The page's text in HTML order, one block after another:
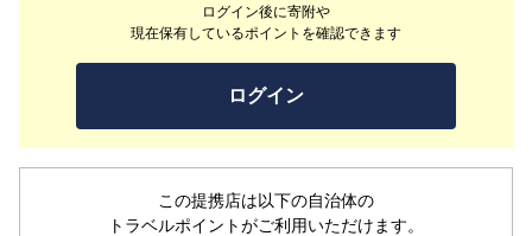
ログイン後に寄附や
現在保有しているポイントを確認できます
ログイン
この提携店は以下の自治体の
トラベルポイントがご利用いただけます。
取りいただき、食べる物はもちろん食べるお皿も食べる場
所も食べる量も、それぞれお選びいただけます。ホッと一
息、ゆったりとした時間をお過ごしいただければ幸いで